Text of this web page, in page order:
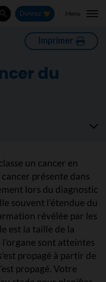
Donnez Menu
Imprimer
du
un cancer en
présente dans
lors du diagnostic
souvent l’étendue du
révélée par les
est la taille de la
sont atteintes
propagé à partir de
propagé. Votre